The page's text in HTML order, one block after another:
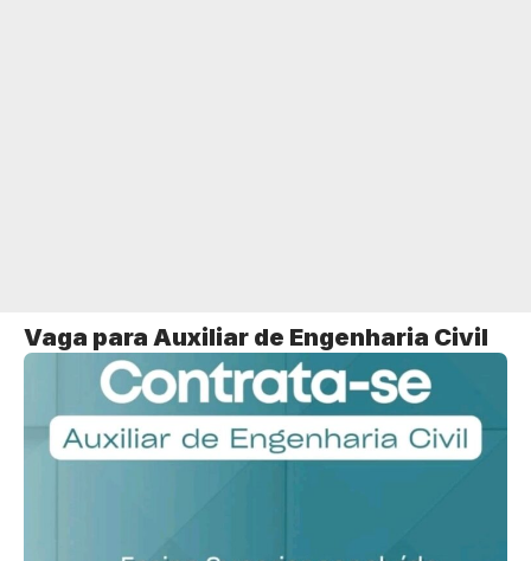
Vaga para Auxiliar de Engenharia Civil